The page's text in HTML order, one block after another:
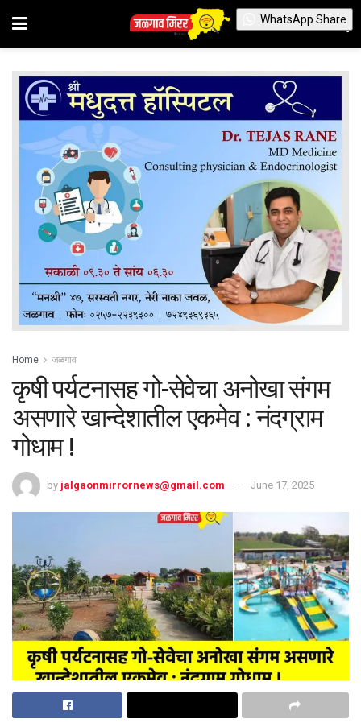
Home जळगाव
कृषी पर्यटनासह गो-सेवेचा अनोखा संगम
असणारे खान्देशातील एकमेव : नंदग्राम
गोधाम !
by jalgaonmirrornews@gmail.com June 17, 2025
WhatsApp Share